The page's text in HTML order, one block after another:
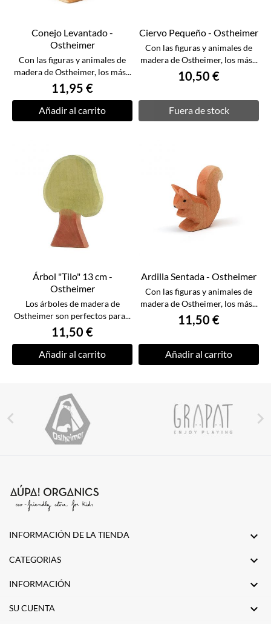
Conejo Levantado -
Ostheimer
Con las figuras y animales de
madera de Ostheimer, los más...
11,95 €
Añadir al carrito
Ciervo Pequeño - Ostheimer
Con las figuras y animales de
madera de Ostheimer, los más...
10,50 €
Fuera de stock
Árbol "Tilo" 13 cm -
Ostheimer
Los árboles de madera de
Ostheimer son perfectos para...
11,50 €
Añadir al carrito
Ardilla Sentada - Ostheimer
Con las figuras y animales de
madera de Ostheimer, los más...
11,50 €
Añadir al carrito
 
INFORMACIÓN DE LA TIENDA 
CATEGORIAS 
INFORMACIÓN 
SU CUENTA 